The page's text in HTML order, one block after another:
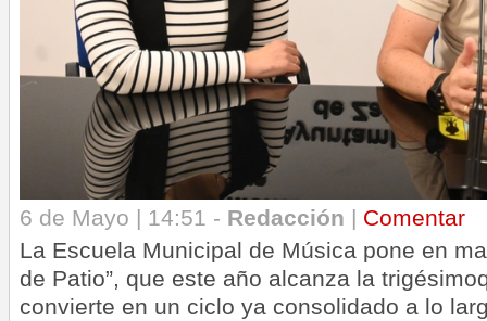
6 de Mayo | 14:51 - Redacción | Comentar
La Escuela Municipal de Música pone en
de Patio”, que este año alcanza la
convierte en un ciclo ya consolidado a lo